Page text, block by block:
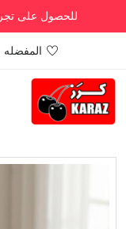
للحصول على
المفضله